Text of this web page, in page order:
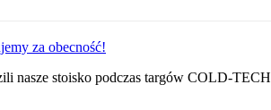
za obecność!
nasze stoisko podczas targów COLD-TECH